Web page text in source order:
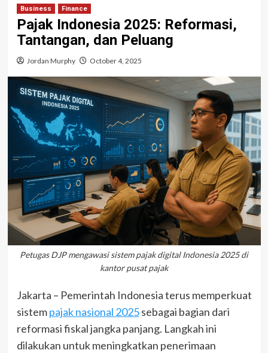
Business Finance
Pajak Indonesia 2025: Reformasi,
Tantangan, dan Peluang
Jordan Murphy October 4, 2025
Petugas DJP mengawasi sistem pajak digital Indonesia 2025 di
kantor pusat pajak
Jakarta – Pemerintah Indonesia terus memperkuat
sistempajak nasional 2025sebagai bagian dari
reformasi fiskal jangka panjang. Langkah ini
dilakukan untuk meningkatkan penerimaan